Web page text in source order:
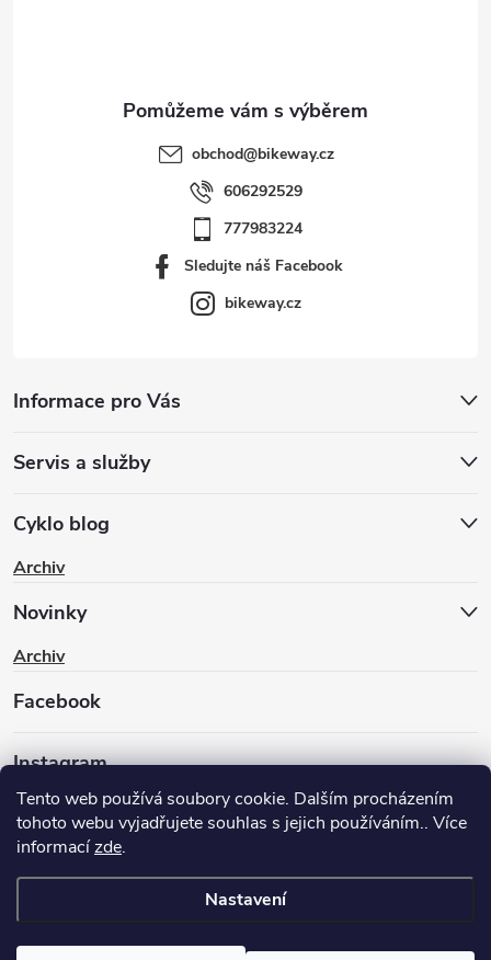
Tento web používá soubory cookie. Dalším procházením
tohoto webu vyjadřujete souhlas s jejich používáním.. Více
informacízde.
Nastavení
obchod@bikeway.cz
606292529
777983224
Sledujte náš Facebook
bikeway.cz
Informace pro Vás
Servis a služby
Cyklo blog
Archiv
Novinky
Archiv
Facebook
Instagram
nastavení cookies